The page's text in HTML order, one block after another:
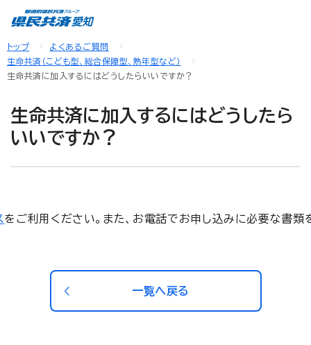
トップ
よくあるご質問
生命共済（こども型、総合保障型、熟年型など）
生命共済に加入するにはどうしたらいいですか？
生命共済に加入するにはどうしたら
いいですか？
をご利用ください。また、お電話でお申し込みに必要な書
一覧へ戻る